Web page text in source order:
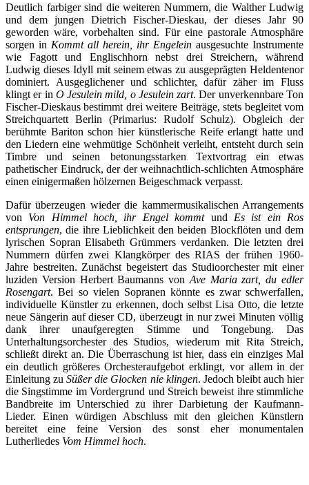
Deutlich farbiger sind die weiteren Nummern, die Walther Ludwig
und dem jungen Dietrich Fischer-Dieskau, der dieses Jahr 90
geworden wäre, vorbehalten sind. Für eine pastorale Atmosphäre
sorgen in Kommt all herein, ihr Engelein ausgesuchte Instrumente
wie Fagott und Englischhorn nebst drei Streichern, während
Ludwig dieses Idyll mit seinem etwas zu ausgeprägten Heldentenor
dominiert. Ausgeglichener und schlichter, dafür zäher im Fluss
klingt er in O Jesulein mild, o Jesulein zart. Der unverkennbare Ton
Fischer-Dieskaus bestimmt drei weitere Beiträge, stets begleitet vom
Streichquartett Berlin (Primarius: Rudolf Schulz). Obgleich der
berühmte Bariton schon hier künstlerische Reife erlangt hatte und
den Liedern eine wehmütige Schönheit verleiht, entsteht durch sein
Timbre und seinen betonungsstarken Textvortrag ein etwas
pathetischer Eindruck, der der weihnachtlich-schlichten Atmosphäre
einen einigermaßen hölzernen Beigeschmack verpasst.
Dafür überzeugen wieder die kammermusikalischen Arrangements
von Von Himmel hoch, ihr Engel kommt und Es ist ein Ros
entsprungen, die ihre Lieblichkeit den beiden Blockflöten und dem
lyrischen Sopran Elisabeth Grümmers verdanken. Die letzten drei
Nummern dürfen zwei Klangkörper des RIAS der frühen 1960-
Jahre bestreiten. Zunächst begeistert das Studioorchester mit einer
luziden Version Herbert Baumanns von Ave Maria zart, du edler
Rosengart. Bei so vielen Sopranen könnte es zwar schwerfallen,
individuelle Künstler zu erkennen, doch selbst Lisa Otto, die letzte
neue Sängerin auf dieser CD, überzeugt in nur zwei Minuten völlig
dank ihrer unaufgeregten Stimme und Tongebung. Das
Unterhaltungsorchester des Studios, wiederum mit Rita Streich,
schließt direkt an. Die Überraschung ist hier, dass ein einziges Mal
ein deutlich größeres Orchesteraufgebot erklingt, vor allem in der
Einleitung zuSüßer die Glocken nie klingen. Jedoch bleibt auch hier
die Singstimme im Vordergrund und Streich beweist ihre stimmliche
Bandbreite im Unterschied zu ihrer Darbietung der Kaufmann-
Lieder. Einen würdigen Abschluss mit den gleichen Künstlern
bereitet eine feine Version des sonst eher monumentalen
Lutherliedes Vom Himmel hoch.